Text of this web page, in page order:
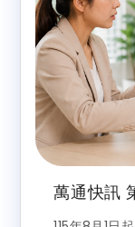
萬通快訊
路！8月起